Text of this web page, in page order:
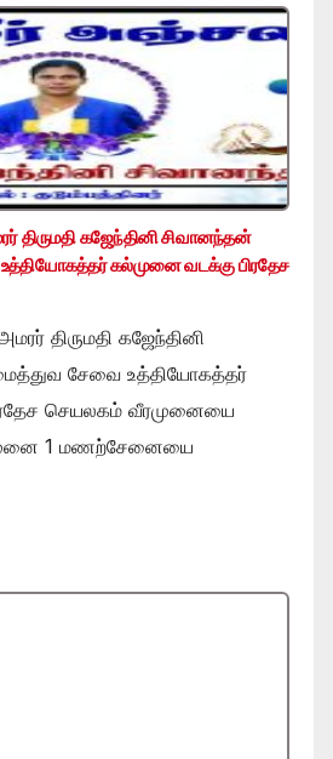
திருமதி கஜேந்தினி சிவானந்தன்
கல்முனை வடக்கு பிரதேச
திருமதி கஜேந்தினி
சேவை உத்தியோகத்தர்
செயலகம் வீரமுனையை
1 மணற்சேனையை